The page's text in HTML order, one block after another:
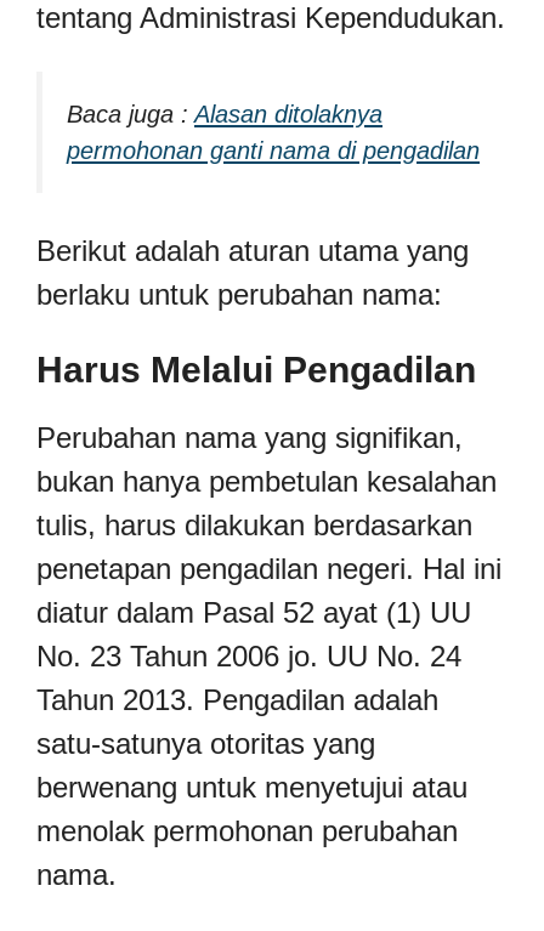
tentang Administrasi Kependudukan.
Baca juga :Alasan ditolaknya
permohonan ganti nama di pengadilan
Berikut adalah aturan utama yang
berlaku untuk perubahan nama:
Harus Melalui Pengadilan
Perubahan nama yang signifikan,
bukan hanya pembetulan kesalahan
tulis, harus dilakukan berdasarkan
penetapan pengadilan negeri. Hal ini
diatur dalam Pasal 52 ayat (1) UU
No. 23 Tahun 2006 jo. UU No. 24
Tahun 2013. Pengadilan adalah
satu-satunya otoritas yang
berwenang untuk menyetujui atau
menolak permohonan perubahan
nama.